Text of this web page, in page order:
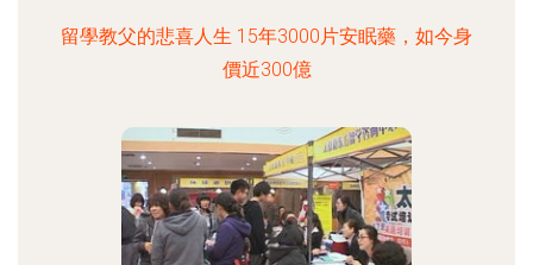
留學教父的悲喜人生 15年3000片安眠藥，如今身
價近300億